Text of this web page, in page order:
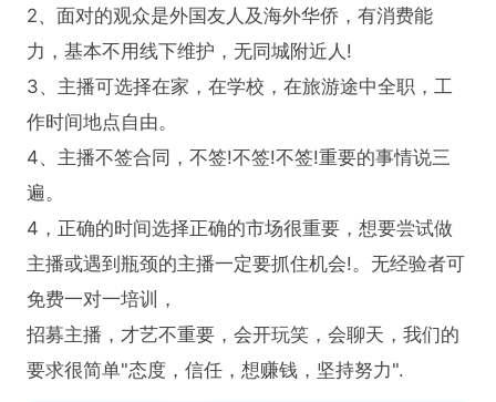
2、面对的观众是外国友人及海外华侨，有消费能
力，基本不用线下维护，无同城附近人!
3、主播可选择在家，在学校，在旅游途中全职，工
作时间地点自由。
4、主播不签合同，不签!不签!不签!重要的事情说三
遍。
4，正确的时间选择正确的市场很重要，想要尝试做
主播或遇到瓶颈的主播一定要抓住机会!。无经验者可
免费一对一培训，
招募主播，才艺不重要，会开玩笑，会聊天，我们的
要求很简单"态度，信任，想赚钱，坚持努力".